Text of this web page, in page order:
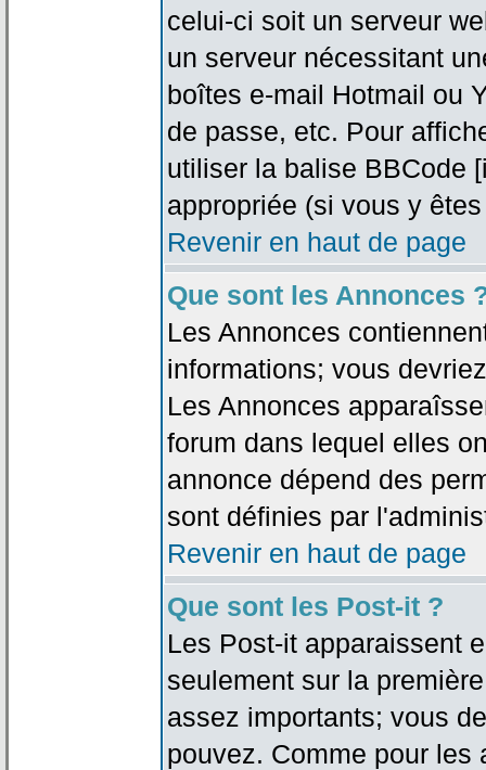
celui-ci soit un serveur
un serveur nécessitant
boîtes e-mail Hotmail ou
de passe, etc. Pour
utiliser la balise BBCode
appropriée (si vous y
Revenir en haut de page
Que sont les Annonces
Les Annonces
informations; vous
Les Annonces
forum dans lequel elles
annonce dépend des
sont définies par
Revenir en haut de page
Que sont les Post-it ?
Les Post-it apparaissent
seulement sur la
assez importants; vous
pouvez. Comme pour les